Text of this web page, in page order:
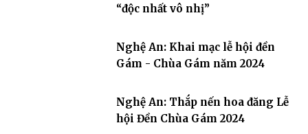
“độc nhất vô nhị”
Nghệ An: Khai mạc lễ hội đền
Gám - Chùa Gám năm 2024
Nghệ An: Thắp nến hoa đăng Lễ
hội Đền Chùa Gám 2024